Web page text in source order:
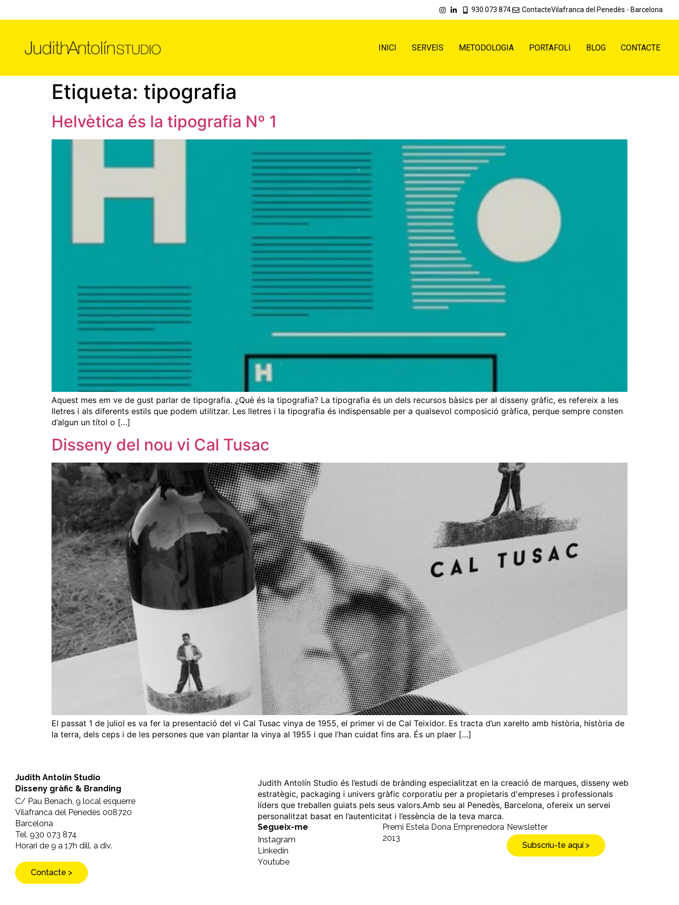
930 073 874 ContacteVilafranca del Penedès - Barcelona
INICI SERVEIS METODOLOGIA PORTAFOLI BLOG CONTACTE
Etiqueta: tipografia
Helvètica és la tipografia Nº 1
Aquest mes em ve de gust parlar de tipografia. ¿Què és la tipografia? La tipografia és un dels recursos bàsics per al disseny gràfic, es refereix a les
lletres i als diferents estils que podem utilitzar. Les lletres i la tipografia és indispensable per a qualsevol composició gràfica, perque sempre consten
d’algun un títol o […]
Disseny del nou vi Cal Tusac
El passat 1 de juliol es va fer la presentació del vi Cal Tusac vinya de 1955, el primer vi de Cal Teixidor. Es tracta d’un xarel·lo amb història, història de
la terra, dels ceps i de les persones que van plantar la vinya al 1955 i que l’han cuidat fins ara. És un plaer […]
Judith Antolín Studio
Disseny gràfic & Branding
C/ Pau Benach, 9 local esquerre
Vilafranca del Penedès 008720
Barcelona
Tel. 930 073 874
Horari de 9 a 17h dill. a div.
Contacte >
Judith Antolín Studio és l’estudi de brànding especialitzat en la creació de marques, disseny web
estratègic, packaging i univers gràfic corporatiu per a propietaris d'empreses i professionals
líders que treballen guiats pels seus valors.Amb seu al Penedès, Barcelona, ofereix un servei
personalitzat basat en l’autenticitat i l’essència de la teva marca.
Segueix-me
Instagram
Linkedin
Youtube
Premi Estela Dona Emprenedora
2013
Newsletter
Subscriu-te aquí >